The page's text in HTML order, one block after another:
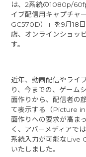
は、2系統の1080p/
イブ配信用キャプチャ
GC570D）」を9月18
店、オンラインショッ
す。
近年、動画配信やライ
り、今までの、ゲーム
面作りから、配信者の
て表示する（Picture
面作りへの要求が高ま
く、アバーメディアで
系統入力が可能なLive
いたしました。